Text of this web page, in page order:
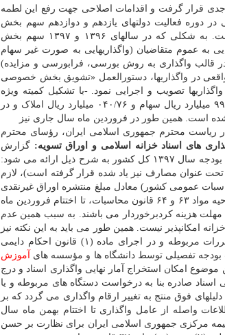
لطمه شناسی جدی قرار گرفت و اقدامات اصلاحی جهت رفع این لطمه
اصلاح قانون اجرای سیاست­های کلی اصل ۴۴ قانون اساسی در دوره فعالیت دولت­های یازدهم و دوازدهم سهم بخش
خصوصی واقعی درحال افزایش بوده و این سهم به نحو شایان توجهی بهبود یافته است. به شکلی که در سال­های ۱۳۹۶ و ۱۳۹۷ سهم بخش
سهام یا دارایی به عموم متقاضیان (واگذاری­هایی به صورت غیر سهام
قالب واگذاری به روش بورسی، فرابورسی و مزایده)
در واگذاری­ها، دستورالعمل «تشویق بخش خصوصی
در خصوص ارتقاء این سهم از واگذاری­ها تصویب و اجرایی نمود. -با تشکیل کمیته ویژه
واگذاری دارایی های مازاد بانک ‍ ها از تاریخ۱۳۹۶/۱۱/۱ تا ۱۳۹۸/۱۲/۲۹، به میزان ۹۹۰/۱۴۳ میلیارد ریال سهام و ۰۴۰/۷۶ میلیارد ریال املاک و در
شده است و تابحال طی ۱۱ گزارش به استحضار ریاست محترم جمهوری اسلامی ایران، رؤسای محترم
های اسناد خزانه اسلامی و اوراق تسویه: گزارش
مغایرت مربوط به انتشار اوراق مالی اسلامی از محل بندهای (ب) و (ه‍) تبصره (۵) قانون بودجه سال ۱۳۹۷ کل کشور به شرح ذیل ارائه می شود:
درباب عدم واگذاری مبلغ ۱۸۸ر۱ میلیارد تومان از اسناد خزانه اسلامی (که در بخش ۱-۲ تحت عنوان مصارف نیز یاد شده قرار گرفته است)، لازم
هر سال بودجه ای (مطابق تعریف مندرج در ماده (۶) قانون محاسبات عمومی کشور) معادل مبلغ منتشره اوراق غیرنقدی
در آمار دریافت و پرداخت خزانه درج می شود حال آن که دستگاه های اجرایی طبق اصلاحیه مواد ۶۳ و ۶۴ قانون محاسبات، تا اختتام فروردین ماه
مهلت هزینه کردبرخوردار می باشند. به سبب همین عدم
امکانپذیر نیست. همین طور می باید به این نکته نیز
توجه داشت که اسناد خزانه اسلامی منتشره تا آخر سال ۱۳۹۷، در قالب قوانین و مقررات مربوطه و در اجرای ماده (۱) قانون احکام دایمی
آموزش
امکان استخراج آمار نهایی واگذاری اسناد و درج
صادره بنا به درخواست دستگاه های مربوطه و یا
فوق منتج به تغییر ارقام واگذاری می گردد که بر
به واگذاری اوراق منتشره در سال ۱۳۹۷ (بر حسب اطلاعات واصله از عامل واگذاری تا اختتام بهمن ماه سال
مرکزی جمهوری اسلامی ایران برای نظارت بر حسن